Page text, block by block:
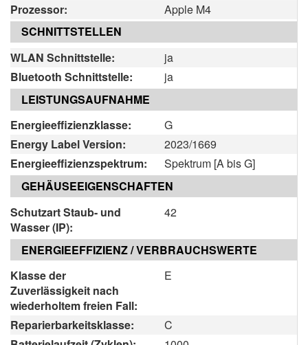
Prozessor:
Apple M4
SCHNITTSTELLEN
WLAN Schnittstelle:
ja
Bluetooth Schnittstelle:
ja
LEISTUNGSAUFNAHME
Energieeffizienzklasse:
G
Energy Label Version:
2023/1669
Energieeffizienzspektrum:
Spektrum [A bis G]
GEHÄUSEEIGENSCHAFTEN
Schutzart Staub- und
Wasser (IP):
42
ENERGIEEFFIZIENZ / VERBRAUCHSWERTE
Klasse der
Zuverlässigkeit nach
wiederholtem freien Fall:
E
Reparierbarkeitsklasse:
C